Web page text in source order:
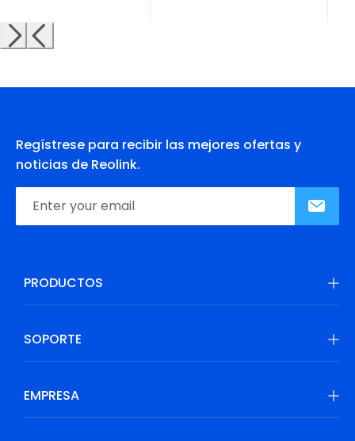
Regístrese para recibir las mejores ofertas y
noticias de Reolink.
PRODUCTOS
SOPORTE
EMPRESA